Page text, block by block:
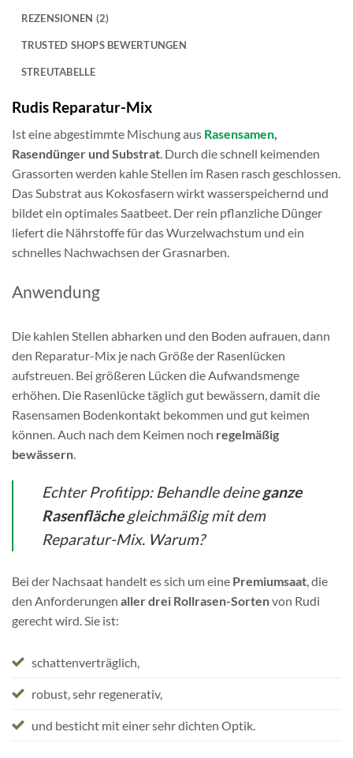
REZENSIONEN (2)
TRUSTED SHOPS BEWERTUNGEN
STREUTABELLE
Rudis Reparatur-Mix
Ist eine abgestimmte Mischung aus Rasensamen,
Rasendünger und Substrat. Durch die schnell keimenden
Grassorten werden kahle Stellen im Rasen rasch geschlossen.
Das Substrat aus Kokosfasern wirkt wasserspeichernd und
bildet ein optimales Saatbeet. Der rein pflanzliche Dünger
liefert die Nährstoffe für das Wurzelwachstum und ein
schnelles Nachwachsen der Grasnarben.
Anwendung
Die kahlen Stellen abharken und den Boden aufrauen, dann
den Reparatur-Mix je nach Größe der Rasenlücken
aufstreuen. Bei größeren Lücken die Aufwandsmenge
erhöhen. Die Rasenlücke täglich gut bewässern, damit die
Rasensamen Bodenkontakt bekommen und gut keimen
können. Auch nach dem Keimen noch regelmäßig
bewässern.
Echter Profitipp: Behandle deineganze
Rasenflächegleichmäßig mit dem
Reparatur-Mix. Warum?
Bei der Nachsaat handelt es sich um eine Premiumsaat, die
den Anforderungen aller drei Rollrasen-Sortenvon Rudi
gerecht wird. Sie ist:
schattenverträglich,
robust, sehr regenerativ,
und besticht mit einer sehr dichten Optik.